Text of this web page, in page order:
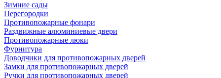
Зимние сады
Перегородки
Противопожарные фонари
Раздвижные алюминиевые двери
Противопожарные люки
Фурнитура
Доводчики для противопожарных дверей
Замки для противопожарных дверей
Ручки для противопожарных дверей